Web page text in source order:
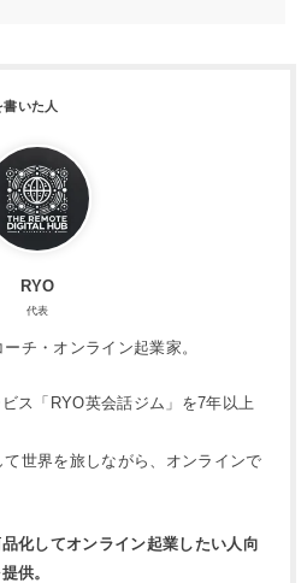
RYO
代表
チ・オンライン起業家。
ス「RYO英会話ジム」を7年以上
世界を旅しながら、オンラインで
化してオンライン起業したい人向
供。